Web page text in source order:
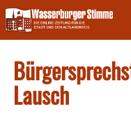
Skip
to
content
Lausch